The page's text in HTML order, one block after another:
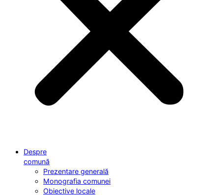
Despre
comună
Prezentare generală
Monografia comunei
Obiective locale